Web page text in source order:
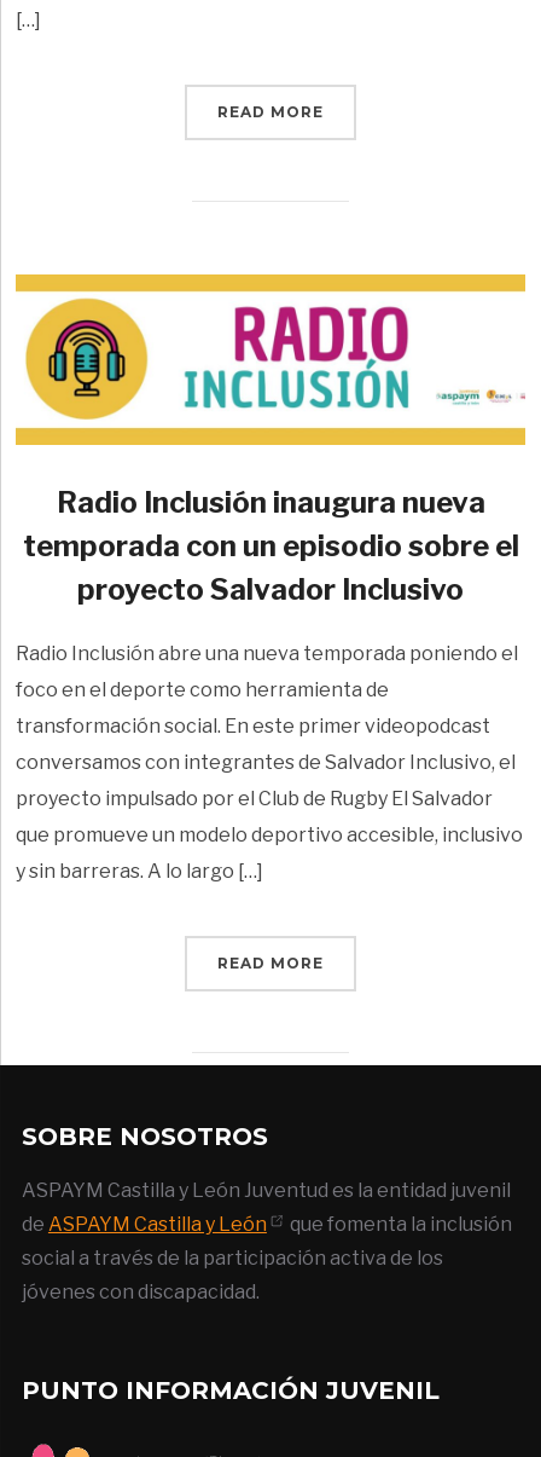
[…]
READ MORE
Radio Inclusión inaugura nueva
temporada con un episodio sobre el
proyecto Salvador Inclusivo
Radio Inclusión abre una nueva temporada poniendo el
foco en el deporte como herramienta de
transformación social. En este primer videopodcast
conversamos con integrantes de Salvador Inclusivo, el
proyecto impulsado por el Club de Rugby El Salvador
que promueve un modelo deportivo accesible, inclusivo
y sin barreras. A lo largo […]
READ MORE
SOBRE NOSOTROS
ASPAYM Castilla y León Juventud es la entidad juvenil
de ASPAYM Castilla y León
que fomenta la inclusión
social a través de la participación activa de los
jóvenes con discapacidad.
PUNTO INFORMACIÓN JUVENIL